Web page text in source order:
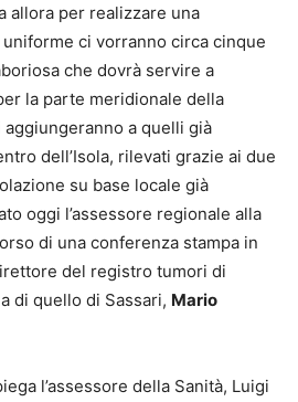
allora per realizzare una
ci vorranno circa cinque
che dovrà servire a
la parte meridionale della
a quelli già
dell’Isola, rilevati grazie ai due
su base locale già
oggi l’assessore regionale alla
di una conferenza stampa in
del registro tumori di
di quello di Sassari, Mario
l’assessore della Sanità, Luigi